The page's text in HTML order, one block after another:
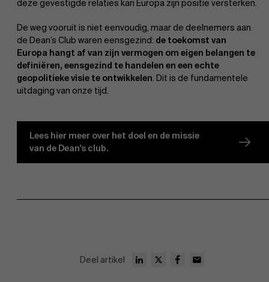
Onderzoek
Over Antwerp Management School
Partners
deze gevestigde relaties kan Europa zijn positie versterken.
De weg vooruit is niet eenvoudig, maar de deelnemers aan
de Dean’s Club waren eensgezind: de toekomst van
Europa hangt af van zijn vermogen om eigen belangen te
definiëren, eensgezind te handelen en een echte
geopolitieke visie te ontwikkelen. Dit is de fundamentele
uitdaging van onze tijd.
Lees hier meer over het doel en de missie
van de Dean's club.
Deel artikel